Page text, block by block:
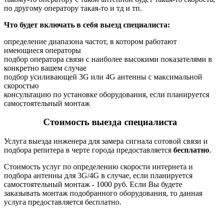
по другому оператору такая-то и тд и тп.
Что будет включать в себя выезд специалиста:
определение диапазона частот, в котором работают
имеющиеся операторы
подбор оператора связи с наиболее высокими показателями в
конкретно вашем случае
подбор усиливающей 3G или 4G антенны с максимальной
скоростью
консультацию по установке оборудования, если планируется
самостоятельный монтаж
Стоимость выезда специалиста
Услуга выезда инженера для замера сигнала сотовой связи и
подбора репитера в черте города предоставляется бесплатно.
Стоимость услуг по определению скорости интернета и
подбора антенны для 3G/4G в случае, если планируется
самостоятельный монтаж - 1000 руб. Если Вы будете
заказывать монтаж подобранного оборудования, то данная
услуга предоставляется бесплатно.